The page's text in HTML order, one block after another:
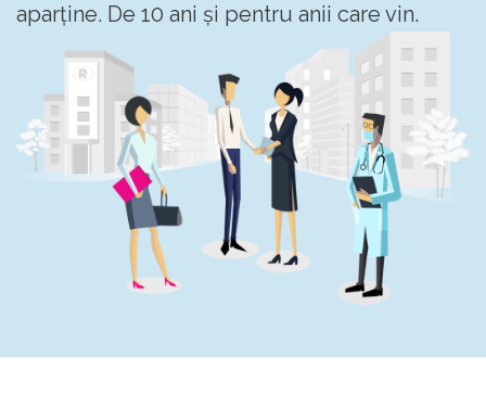
aparține. De 10 ani și pentru anii care vin.